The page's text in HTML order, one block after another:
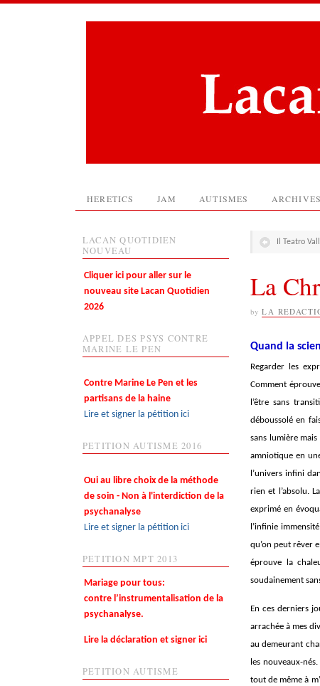
HERETICS JAM AUTISMES ARCHIVES
Il Teatro
La
by LA
Quand la
Regarder les
Comment
l’être sans
déboussolé en
sans lumière
amniotique en
l’univers infini
rien et l’absolu.
exprimé en
l’infinie
qu’on peut rêver
éprouve la
soudainement
En ces derniers
arrachée à mes
au demeurant
les nouveaux-
tout de même à
LACAN QUOTIDIEN
NOUVEAU
Cliquer ici pour aller sur le
nouveau site Lacan Quotidien
2026
APPEL DES PSYS CONTRE
MARINE LE PEN
Contre Marine Le Pen et les
partisans de la haine
Lire et signer la pétition ici
PETITION AUTISME 2016
Oui au libre choix de la méthode
de soin - Non à l'interdiction de la
psychanalyse
Lire et signer la pétition ici
PETITION MPT 2013
Mariage pour tous:
contre l’instrumentalisation de la
psychanalyse.
Lire la déclaration et signer ici
PETITION AUTISME